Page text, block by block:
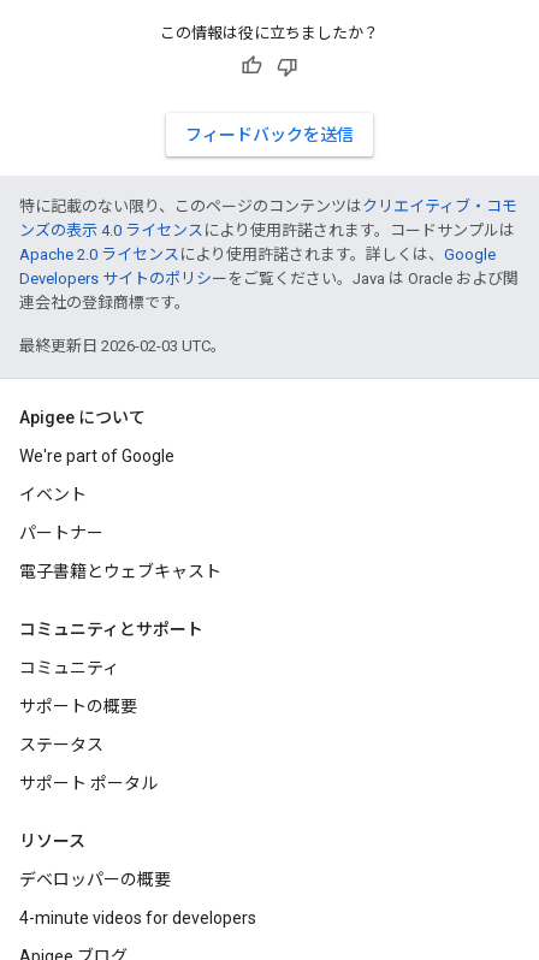
この情報は役に立ちましたか？
フィードバックを送信
特に記載のない限り、このページのコンテンツはクリエイティブ・コモ
ンズの表示 4.0 ライセンス により使用許諾されます。コードサンプルは
Apache 2.0 ライセンス により使用許諾されます。詳しくは、 Google
Developers サイトのポリシー をご覧ください。Java は Oracle および関
連会社の登録商標です。
最終更新日 2026-02-03 UTC。
Apigee について
We're part of Google
イベント
パートナー
電子書籍とウェブキャスト
コミュニティとサポート
コミュニティ
サポートの概要
ステータス
サポート ポータル
リソース
デベロッパーの概要
4-minute videos for developers